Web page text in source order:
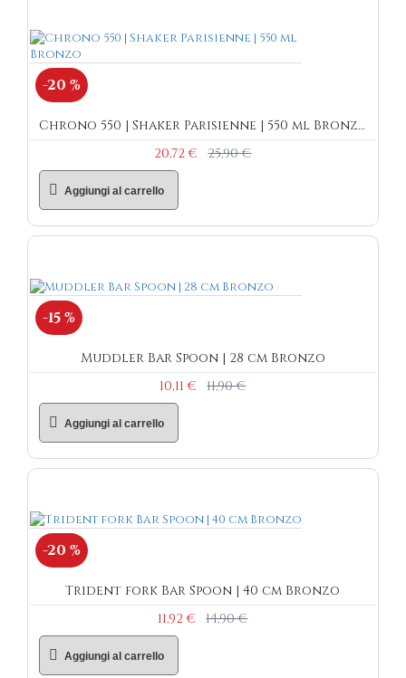
-20 %
Chrono 550 | Shaker Parisienne | 550 ml Bronzo
20,72 €
25,90 €
Aggiungi al carrello
-15 %
Muddler Bar Spoon | 28 cm Bronzo
10,11 €
11,90 €
Aggiungi al carrello
-20 %
Trident fork Bar Spoon | 40 cm Bronzo
11,92 €
14,90 €
Aggiungi al carrello